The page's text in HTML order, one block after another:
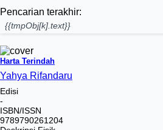
Pencarian terakhir:
{{tmpObj[k].text}}
Harta Terindah
Yahya Rifandaru
Edisi
-
ISBN/ISSN
9789790261204